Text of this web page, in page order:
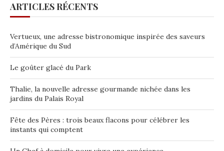
ARTICLES RÉCENTS
Vertueux, une adresse bistronomique inspirée des saveurs
d’Amérique du Sud
Le goûter glacé du Park
Thalie, la nouvelle adresse gourmande nichée dans les
jardins du Palais Royal
Fête des Pères : trois beaux flacons pour célébrer les
instants qui comptent